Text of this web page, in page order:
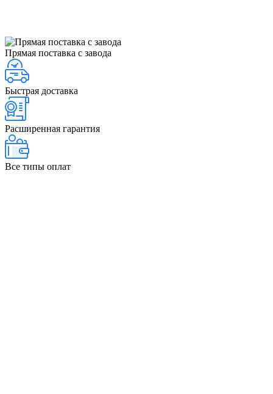
Прямая поставка с завода
Быстрая доставка
Расширенная гарантия
Все типы оплат